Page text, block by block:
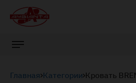
Главная Категории Кровать